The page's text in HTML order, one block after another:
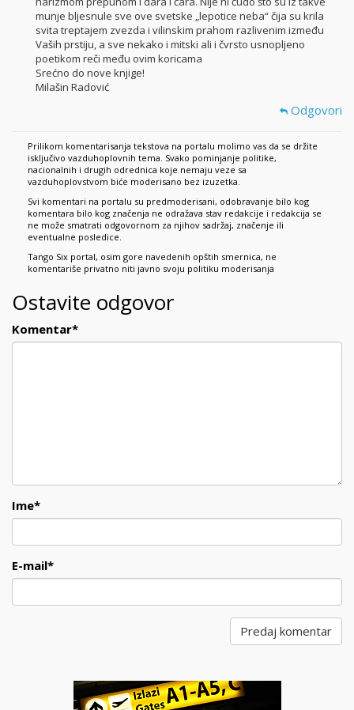
munje bljesnule sve ove svetske „lepotice neba“ čija su krila
svita treptajem zvezda i vilinskim prahom razlivenim između
Vaših prstiju, a sve nekako i mitski ali i čvrsto usnopljeno
poetikom reči među ovim koricama
Srećno do nove knjige!
Milašin Radović
Odgovori
Prilikom komentarisanja tekstova na portalu molimo vas da se držite
isključivo vazduhoplovnih tema. Svako pominjanje politike,
nacionalnih i drugih odrednica koje nemaju veze sa
vazduhoplovstvom biće moderisano bez izuzetka.
Svi komentari na portalu su predmoderisani, odobravanje bilo kog
komentara bilo kog značenja ne odražava stav redakcije i redakcija se
ne može smatrati odgovornom za njihov sadržaj, značenje ili
eventualne posledice.
Tango Six portal, osim gore navedenih opštih smernica, ne
komentariše privatno niti javno svoju politiku moderisanja
Ostavite odgovor
Komentar*
Ime*
E-mail*